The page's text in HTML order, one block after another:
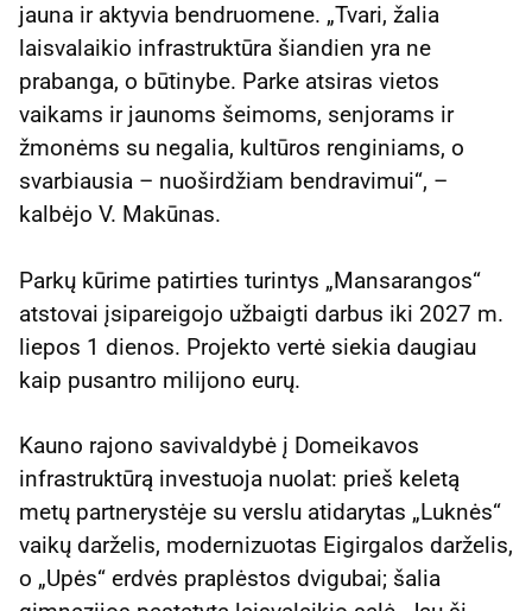
jauna ir aktyvia bendruomene. „Tvari, žalia
laisvalaikio infrastruktūra šiandien yra ne
prabanga, o būtinybe. Parke atsiras vietos
vaikams ir jaunoms šeimoms, senjorams ir
žmonėms su negalia, kultūros renginiams, o
svarbiausia – nuoširdžiam bendravimui“, –
kalbėjo V. Makūnas.
Parkų kūrime patirties turintys „Mansarangos“
atstovai įsipareigojo užbaigti darbus iki 2027 m.
liepos 1 dienos. Projekto vertė siekia daugiau
kaip pusantro milijono eurų.
Kauno rajono savivaldybė į Domeikavos
infrastruktūrą investuoja nuolat: prieš keletą
metų partnerystėje su verslu atidarytas „Luknės“
vaikų darželis, modernizuotas Eigirgalos darželis,
o „Upės“ erdvės praplėstos dvigubai; šalia